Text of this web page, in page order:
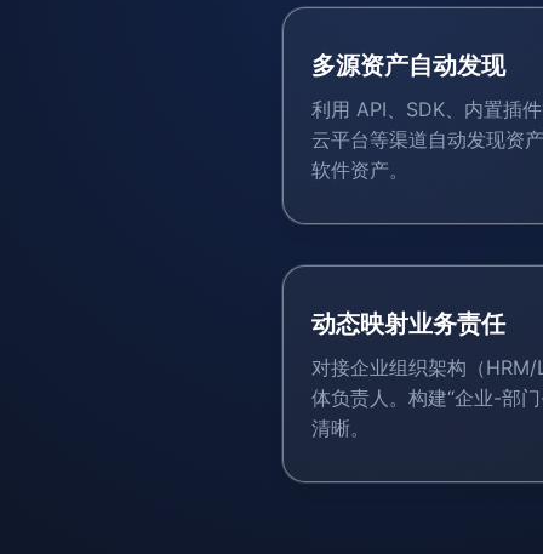
多源资产自动发现
利用 API、SDK、内置插
云平台等渠道自动发现资
软件资产。
动态映射业务责任
对接企业组织架构（
体负责人。构建“企业-部
清晰。